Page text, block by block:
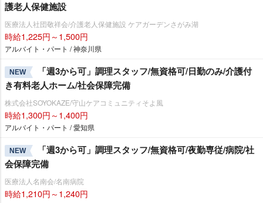
護老人保健施設
医療法人社団敬祥会/介護老人保健施設 ケアガーデンさがみ湖
時給1,225円～1,500円
アルバイト・パート / 神奈川県
NEW
「週3から可」調理スタッフ/無資格可/日勤のみ/介護付
き有料老人ホーム/社会保障完備
株式会社SOYOKAZE/守山ケアコミュニティそよ風
時給1,300円～1,400円
アルバイト・パート / 愛知県
NEW
「週3から可」調理スタッフ/無資格可/夜勤専従/病院/社
会保障完備
医療法人名南会/名南病院
時給1,210円～1,240円